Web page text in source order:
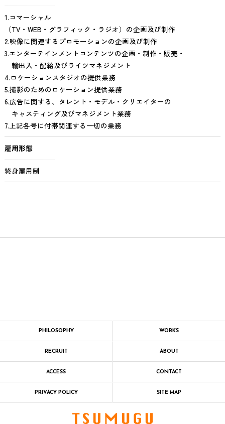
1.コマーシャル
（TV・WEB・グラフィック・ラジオ）の企画及び制作
2.映像に関連するプロモーションの企画及び制作
3.エンターテインメントコンテンツの企画・制作・販売・
輸出入・配給及びライツマネジメント
4.ロケーションスタジオの提供業務
5.撮影のためのロケーション提供業務
6.広告に関する、タレント・モデル・クリエイターの
キャスティング及びマネジメント業務
7.上記各号に付帯関連する一切の業務
雇用形態
終身雇用制
PHILOSOPHY WORKS
RECRUIT ABOUT
ACCESS CONTACT
PRIVACY POLICY SITE MAP